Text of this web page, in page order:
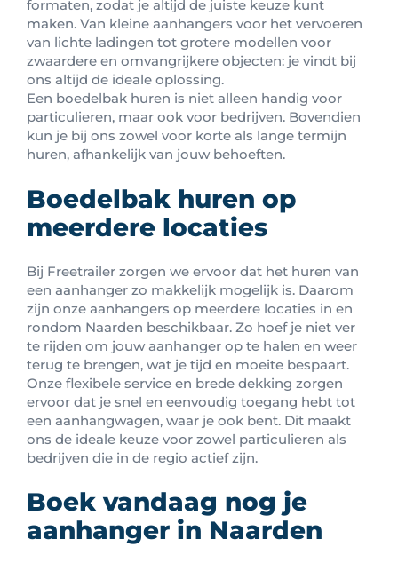
formaten, zodat je altijd de juiste keuze kunt
maken. Van kleine aanhangers voor het vervoeren
van lichte ladingen tot grotere modellen voor
zwaardere en omvangrijkere objecten: je vindt bij
ons altijd de ideale oplossing.
Een boedelbak huren is niet alleen handig voor
particulieren, maar ook voor bedrijven. Bovendien
kun je bij ons zowel voor korte als lange termijn
huren, afhankelijk van jouw behoeften.
Boedelbak huren op
meerdere locaties
Bij Freetrailer zorgen we ervoor dat het huren van
een aanhanger zo makkelijk mogelijk is. Daarom
zijn onze aanhangers op meerdere locaties in en
rondom Naarden beschikbaar. Zo hoef je niet ver
te rijden om jouw aanhanger op te halen en weer
terug te brengen, wat je tijd en moeite bespaart.
Onze flexibele service en brede dekking zorgen
ervoor dat je snel en eenvoudig toegang hebt tot
een aanhangwagen, waar je ook bent. Dit maakt
ons de ideale keuze voor zowel particulieren als
bedrijven die in de regio actief zijn.
Boek vandaag nog je
aanhanger in Naarden